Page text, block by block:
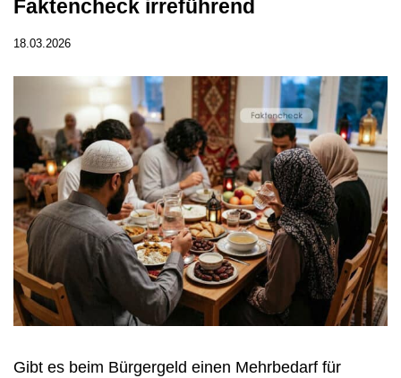
Faktencheck irreführend
18.03.2026
Gibt es beim Bürgergeld einen Mehrbedarf für